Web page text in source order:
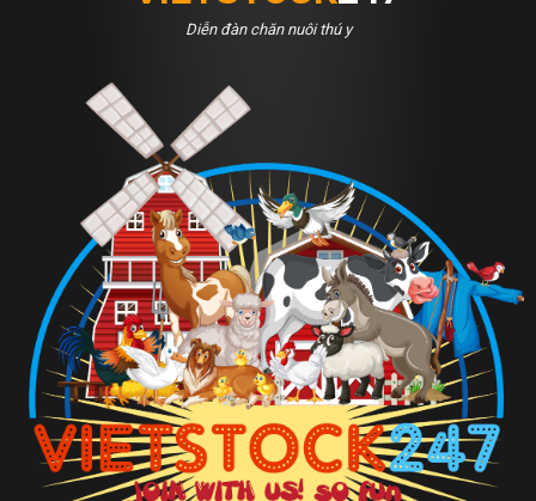
Diễn đàn chăn nuôi thú y